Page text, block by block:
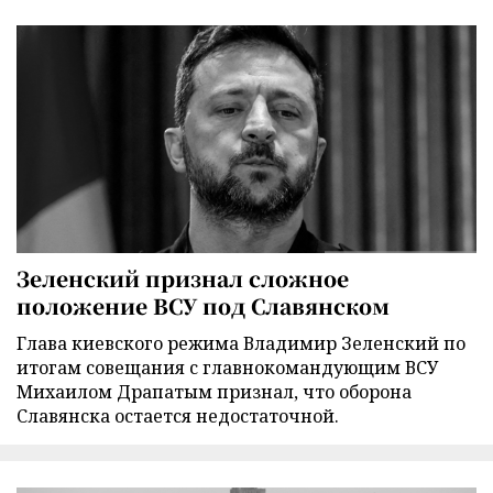
Зеленский признал сложное
положение ВСУ под Славянском
Глава киевского режима Владимир Зеленский по
итогам совещания с главнокомандующим ВСУ
Михаилом Драпатым признал, что оборона
Славянска остается недостаточной.